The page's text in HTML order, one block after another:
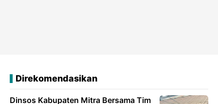
Direkomendasikan
Dinsos Kabupaten Mitra Bersama Tim